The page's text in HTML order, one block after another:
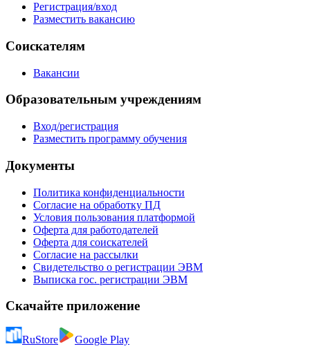
Регистрация/вход
Разместить вакансию
Соискателям
Вакансии
Образовательным учреждениям
Вход/регистрация
Разместить программу обучения
Документы
Политика конфиденциальности
Согласие на обработку ПД
Условия пользования платформой
Оферта для работодателей
Оферта для соискателей
Согласие на рассылки
Свидетельство о регистрации ЭВМ
Выписка гос. регистрации ЭВМ
Скачайте приложение
RuStore Google Play